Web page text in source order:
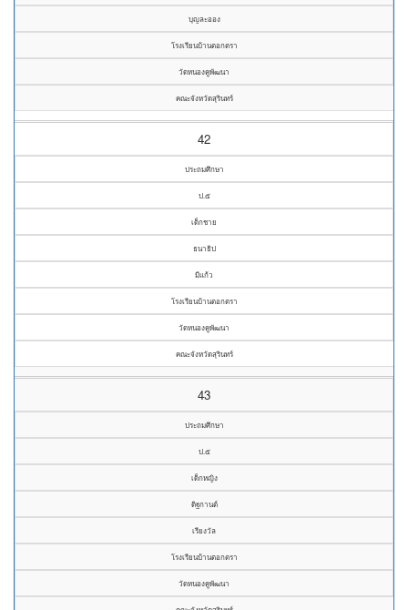
บุญละออง
โรงเรียนบ้านตอกตรา
วัดหนองคูพัฒนา
คณะจังหวัดสุรินทร์
42
ประถมศึกษา
ป.๕
เด็กชาย
ธนาธิป
มีแก้ว
โรงเรียนบ้านตอกตรา
วัดหนองคูพัฒนา
คณะจังหวัดสุรินทร์
43
ประถมศึกษา
ป.๕
เด็กหญิง
ดิฐกานต์
เรียงวัล
โรงเรียนบ้านตอกตรา
วัดหนองคูพัฒนา